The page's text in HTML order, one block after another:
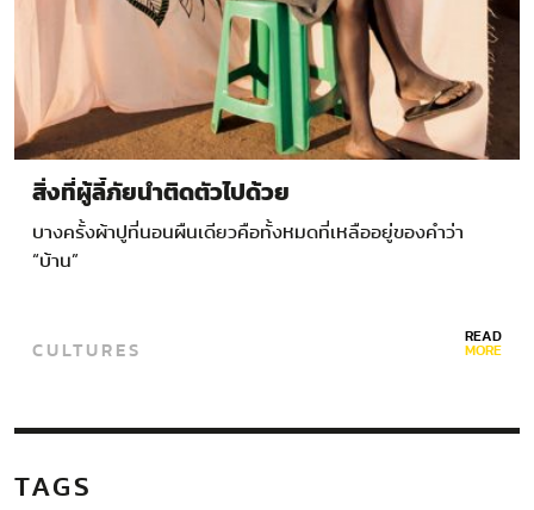
สิ่งที่ผู้ลี้ภัยนำติดตัวไปด้วย
บางครั้งผ้าปูที่นอนผืนเดียวคือทั้งหมดที่เหลืออยู่ของคำว่า
“บ้าน”
CULTURES READ
MORE
TAGS